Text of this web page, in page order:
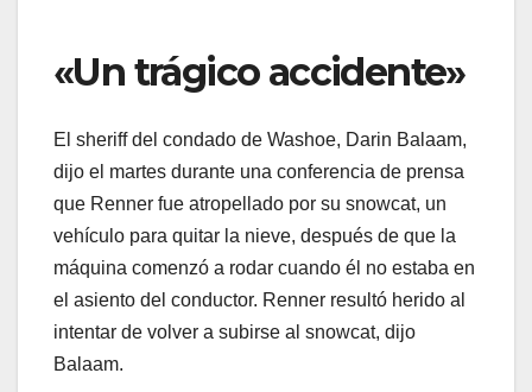
«Un trágico accidente»
El sheriff del condado de Washoe, Darin Balaam,
dijo el martes durante una conferencia de prensa
que Renner fue atropellado por su snowcat, un
vehículo para quitar la nieve, después de que la
máquina comenzó a rodar cuando él no estaba en
el asiento del conductor. Renner resultó herido al
intentar de volver a subirse al snowcat, dijo
Balaam.